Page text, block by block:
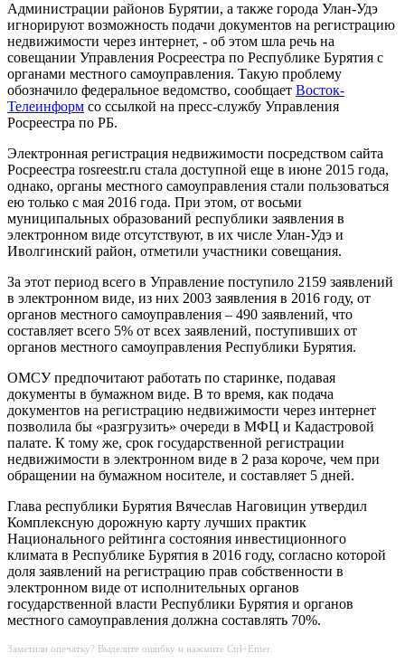
Администрации районов Бурятии, а также города Улан-Удэ
игнорируют возможность подачи документов на регистрацию
недвижимости через интернет, - об этом шла речь на
совещании Управления Росреестра по Республике Бурятия с
органами местного самоуправления. Такую проблему
обозначило федеральное ведомство, сообщает Восток-
Телеинформ со ссылкой на пресс-службу Управления
Росреестра по РБ.
Электронная регистрация недвижимости посредством сайта
Росреестра rosreestr.ru стала доступной еще в июне 2015 года,
однако, органы местного самоуправления стали пользоваться
ею только с мая 2016 года. При этом, от восьми
муниципальных образований республики заявления в
электронном виде отсутствуют, в их числе Улан-Удэ и
Иволгинский район, отметили участники совещания.
За этот период всего в Управление поступило 2159 заявлений
в электронном виде, из них 2003 заявления в 2016 году, от
органов местного самоуправления – 490 заявлений, что
составляет всего 5% от всех заявлений, поступивших от
органов местного самоуправления Республики Бурятия.
ОМСУ предпочитают работать по старинке, подавая
документы в бумажном виде. В то время, как подача
документов на регистрацию недвижимости через интернет
позволила бы «разгрузить» очереди в МФЦ и Кадастровой
палате. К тому же, срок государственной регистрации
недвижимости в электронном виде в 2 раза короче, чем при
обращении на бумажном носителе, и составляет 5 дней.
Глава республики Бурятия Вячеслав Наговицин утвердил
Комплексную дорожную карту лучших практик
Национального рейтинга состояния инвестиционного
климата в Республике Бурятия в 2016 году, согласно которой
доля заявлений на регистрацию прав собственности в
электронном виде от исполнительных органов
государственной власти Республики Бурятия и органов
местного самоуправления должна составлять 70%.
Заметили опечатку? Выделите ошибку и нажмите Ctrl+Enter.